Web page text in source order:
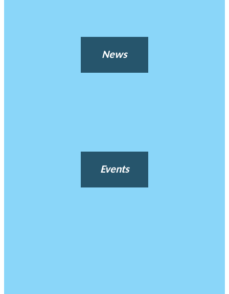
News
Events